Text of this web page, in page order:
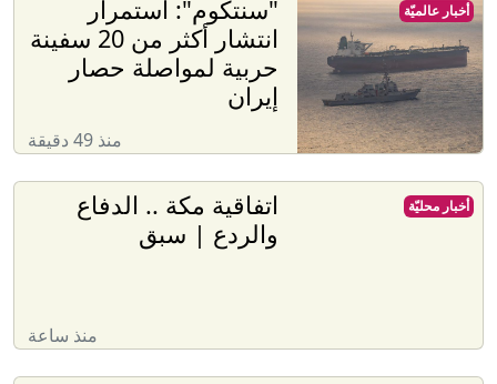
"سنتكوم": استمرار
انتشار أكثر من 20 سفينة
حربية لمواصلة حصار
إيران
منذ 49 دقيقة
أخبار عالميّة
اتفاقية مكة .. الدفاع
والردع | سبق
منذ ساعة
أخبار محليّة